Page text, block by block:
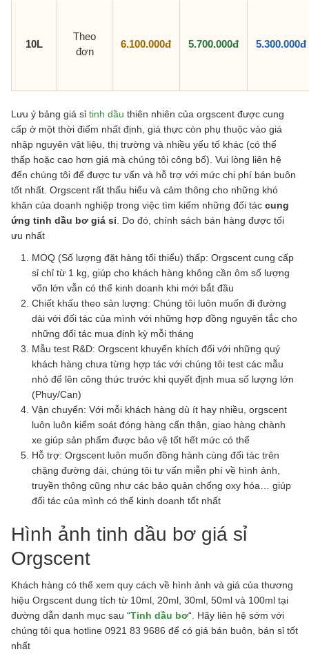
10L
Theo
đơn
6.100.000đ 5.700.000đ 5.300.000đ
Lưu ý bảng giá sỉ tinh dầu thiên nhiên của orgscent được cung
cấp ở một thời điểm nhất định, giá thực còn phụ thuộc vào giá
nhập nguyên vật liệu, thị trường và nhiều yếu tố khác (có thể
thấp hoặc cao hơn giá mà chúng tôi công bố). Vui lòng liên hệ
đến chúng tôi để được tư vấn và hỗ trợ với mức chi phí bán buôn
tốt nhất. Orgscent rất thấu hiểu và cảm thông cho những khó
khăn của doanh nghiệp trong việc tìm kiếm những đối tác cung
ứng tinh dầu bơ giá sỉ . Do đó, chính sách bán hàng được tối
ưu nhất
MOQ (Số lượng đặt hàng tối thiểu) thấp: Orgscent cung cấp
sỉ chỉ từ 1 kg, giúp cho khách hàng không cần ôm số lượng
vốn lớn vẫn có thể kinh doanh khi mới bắt đầu
Chiết khấu theo sản lượng: Chúng tôi luôn muốn đi đường
dài với đối tác của mình với những hợp đồng nguyên tắc cho
những đối tác mua định kỳ mỗi tháng
Mẫu test R&D: Orgscent khuyến khích đối với những quý
khách hàng chưa từng hợp tác với chúng tôi test các mẫu
nhỏ để lên công thức trước khi quyết định mua số lượng lớn
(Phuy/Can)
Vận chuyển: Với mỗi khách hàng dù ít hay nhiều, orgscent
luôn luôn kiểm soát đóng hàng cẩn thận, giao hàng chành
xe giúp sản phẩm được bảo vệ tốt hết mức có thể
Hỗ trợ: Orgscent luôn muốn đồng hành cùng đối tác trên
chặng đường dài, chúng tôi tư vấn miễn phí về hình ảnh,
truyền thông cũng như các bảo quản chống oxy hóa… giúp
đối tác của mình có thể kinh doanh tốt nhất
Hình ảnh tinh dầu bơ giá sỉ
Orgscent
Khách hàng có thể xem quy cách về hình ảnh và giá của thương
hiệu Orgscent dung tích từ 10ml, 20ml, 30ml, 50ml và 100ml tại
đường dẫn danh mục sau “Tinh dầu bơ“. Hãy liên hệ sớm với
chúng tôi qua hotline 0921 83 9686 để có giá bán buôn, bán sỉ tốt
nhất